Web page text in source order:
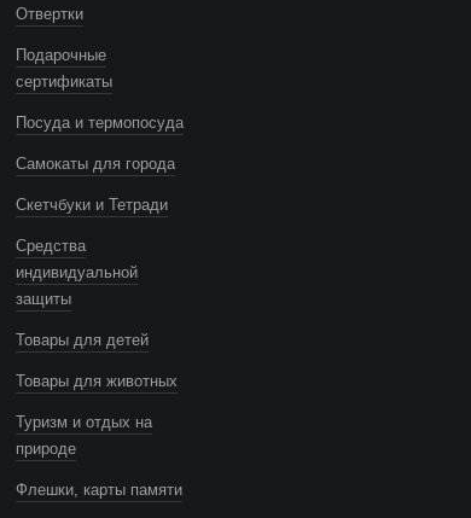
Отвертки
Подарочные
сертификаты
Посуда и термопосуда
Самокаты для города
Скетчбуки и Тетради
Средства
индивидуальной
защиты
Товары для детей
Товары для животных
Туризм и отдых на
природе
Флешки, карты памяти